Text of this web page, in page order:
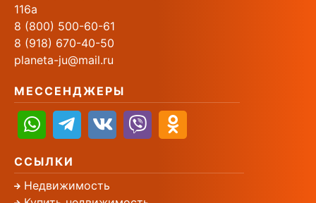
116а
8 (800) 500-60-61
8 (918) 670-40-50
planeta-ju@mail.ru
МЕССЕНДЖЕРЫ
ССЫЛКИ
Недвижимость